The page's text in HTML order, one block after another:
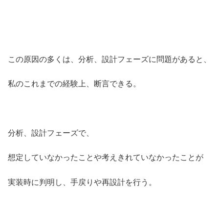
この原因の多くは、分析、設計フェーズに問題があると、
私のこれまでの経験上、断言できる。
分析、設計フェーズで、
想定していなかったことや考えきれていなかったことが
実装時に判明し、手戻りや再設計を行う。